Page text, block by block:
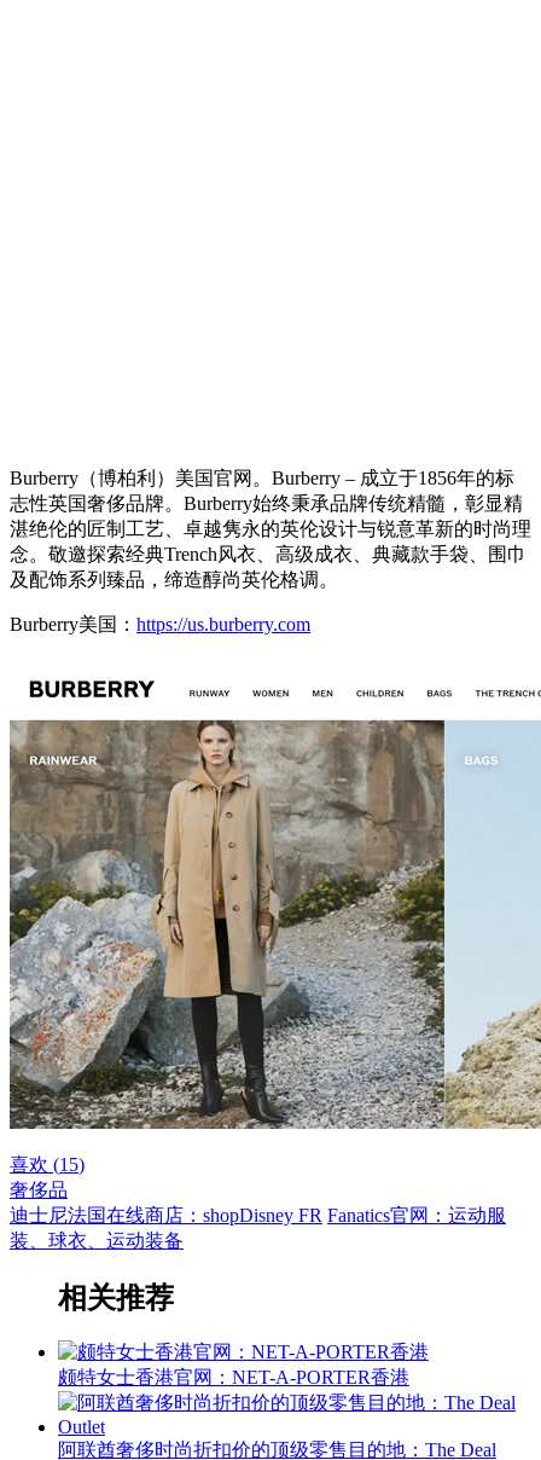
Burberry（博柏利）美国官网。Burberry – 成立于1856年的标
志性英国奢侈品牌。 Burberry始终秉承品牌传统精髓，彰显精
湛绝伦的匠制工艺、卓越隽永的英伦设计与锐意革新的时尚理
念。敬邀探索经典Trench风衣、高级成衣、典藏款手袋、围巾
及配饰系列臻品，缔造醇尚英伦格调。
Burberry美国： https://us.burberry.com
喜欢 (15)
奢侈品
迪士尼法国在线商店：shopDisney FR Fanatics官网：运动服
装、球衣、运动装备
相关推荐
颇特女士香港官网：NET-A-PORTER香港
阿联酋奢侈时尚折扣价的顶级零售目的地：The Deal